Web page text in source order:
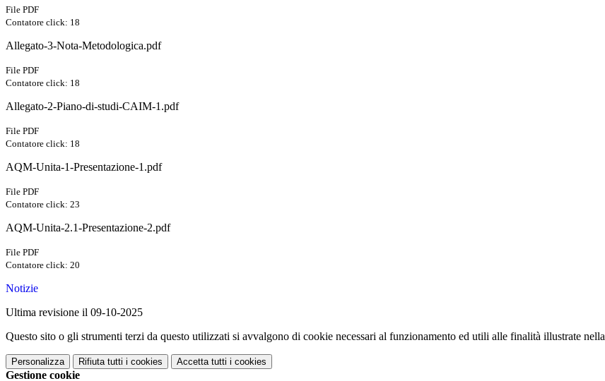
File PDF
Contatore click: 18
Allegato-3-Nota-Metodologica.pdf
File PDF
Contatore click: 18
Allegato-2-Piano-di-studi-CAIM-1.pdf
File PDF
Contatore click: 18
AQM-Unita-1-Presentazione-1.pdf
File PDF
Contatore click: 23
AQM-Unita-2.1-Presentazione-2.pdf
File PDF
Contatore click: 20
Notizie
Ultima revisione il 09-10-2025
Questo sito o gli strumenti terzi da questo utilizzati si avvalgono di cookie necessari al funzionamento ed utili alle finalità illustrate nella
Personalizza Rifiuta tutti i cookies Accetta tutti i cookies
Gestione cookie